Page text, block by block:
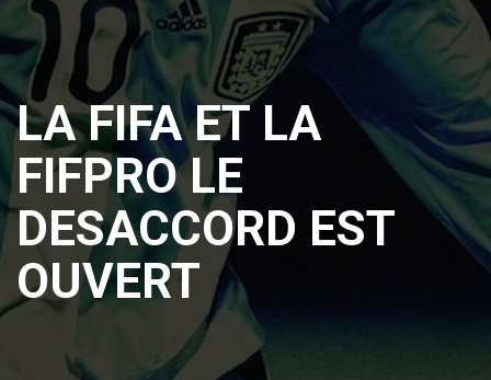
LA FIFA ET LA
FIFPRO LE
DESACCORD EST
OUVERT